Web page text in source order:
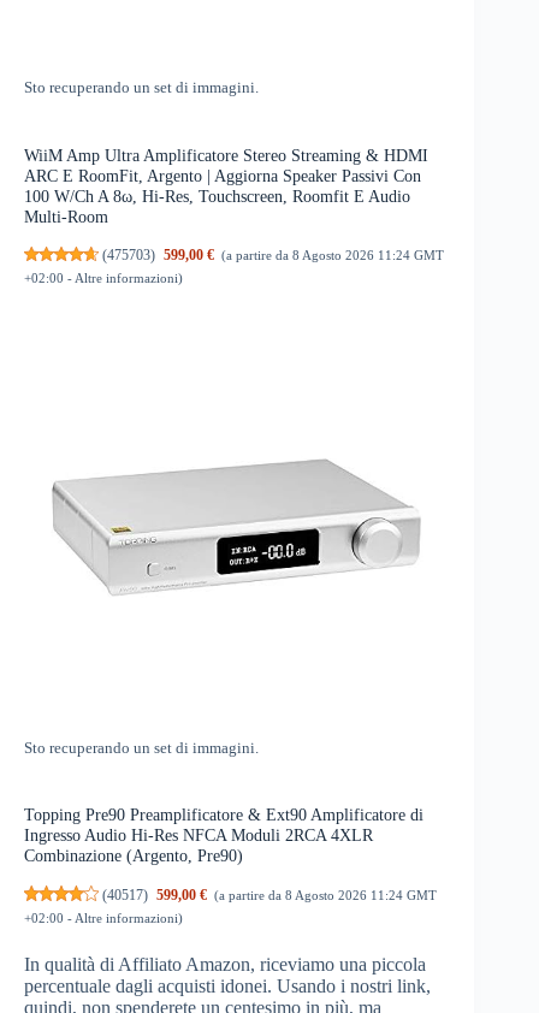
Sto recuperando un set di immagini.
WiiM Amp Ultra Amplificatore Stereo Streaming & HDMI
ARC E RoomFit, Argento | Aggiorna Speaker Passivi Con
100 W/Ch A 8ω, Hi-Res, Touchscreen, Roomfit E Audio
Multi-Room
(475703) 599,00 € (a partire da 8 Agosto 2026 11:24 GMT
+02:00 - Altre informazioni)
Sto recuperando un set di immagini.
Topping Pre90 Preamplificatore & Ext90 Amplificatore di
Ingresso Audio Hi-Res NFCA Moduli 2RCA 4XLR
Combinazione (Argento, Pre90)
(40517) 599,00 € (a partire da 8 Agosto 2026 11:24 GMT
+02:00 - Altre informazioni)
In qualità di Affiliato Amazon, riceviamo una piccola
percentuale dagli acquisti idonei. Usando i nostri link,
quindi, non spenderete un centesimo in più, ma